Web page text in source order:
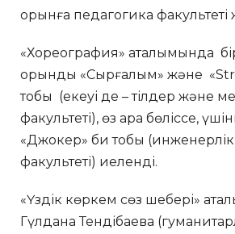
орынға педагогика факультеті
«Хореография» аталымында
орынды «Сырғалым» және
тобы (екеуі де – тілдер және
факультеті), өз ара бөліссе,
«Джокер» би тобы
факультеті) иеленді.
«Үздік көркем сөз шебері»
Гүлдана Тендібаева